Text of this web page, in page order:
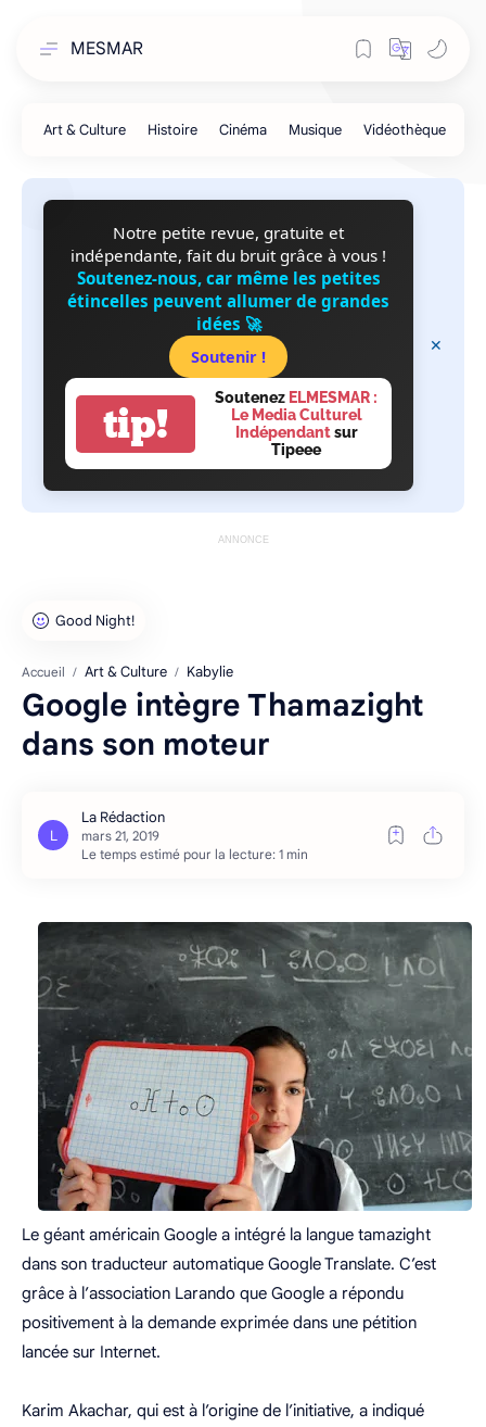
MESMAR
Notre petite revue, gratuite et
indépendante, fait du bruit grâce à vous !
Soutenez-nous, car même les petites
étincelles peuvent allumer de grandes
idées 🚀
Soutenir !
tip!
Soutenez ELMESMAR :
Le Media Culturel
Indépendantsur
Tipeee
ANNONCE
Accueil Art & Culture Kabylie
Google intègre Thamazight
dans son moteur
Le temps estimé pour la lecture: 1 min
Le géant américain Google a intégré la langue tamazight
dans son traducteur automatique Google Translate. C’est
grâce à l’association Larando que Google a répondu
positivement à la demande exprimée dans une pétition
lancée sur Internet.
Karim Akachar, qui est à l’origine de l’initiative, a indiqué